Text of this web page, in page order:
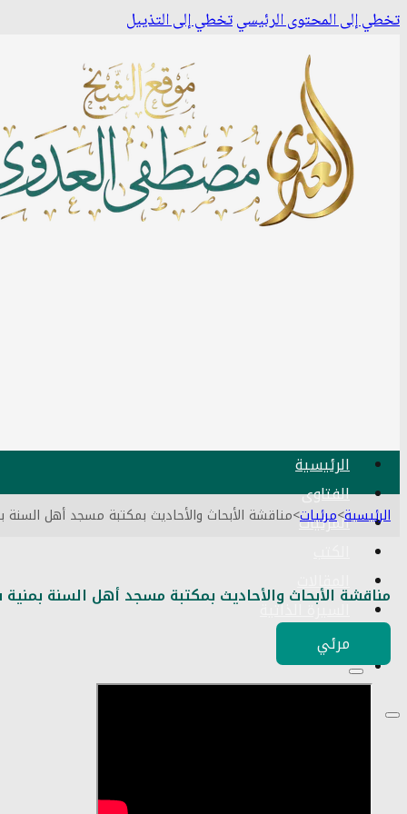
تخطي إلى المحتوى الرئيسيتخطي إلى التذييل
الرئيسية
الفتاوى
المرئيات
المقالات
السيرة الذاتية
اتصل بنا
الرئيسية>مرئيات>مناقشة الأبحاث والأحاديث بمكتبة مسجد أهل السنة بمنية
مناقشة الأبحاث والأحاديث بمكتبة مسجد أهل السنة بمنية سمنود 18
مرئي